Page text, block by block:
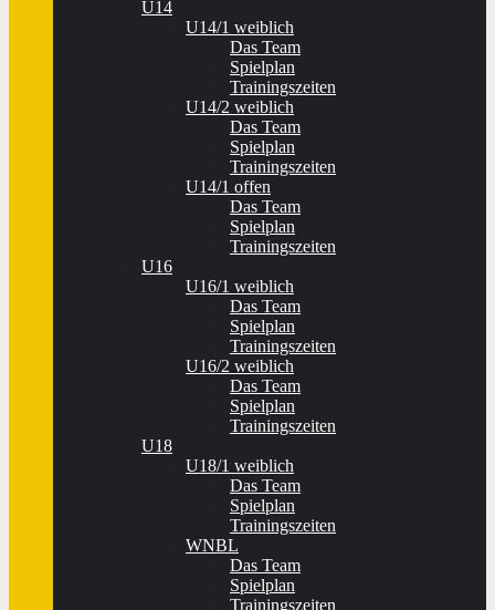
U14
U14/1 weiblich
Das Team
Spielplan
Trainingszeiten
U14/2 weiblich
Das Team
Spielplan
Trainingszeiten
U14/1 offen
Das Team
Spielplan
Trainingszeiten
U16
U16/1 weiblich
Das Team
Spielplan
Trainingszeiten
U16/2 weiblich
Das Team
Spielplan
Trainingszeiten
U18
U18/1 weiblich
Das Team
Spielplan
Trainingszeiten
WNBL
Das Team
Spielplan
Trainingszeiten